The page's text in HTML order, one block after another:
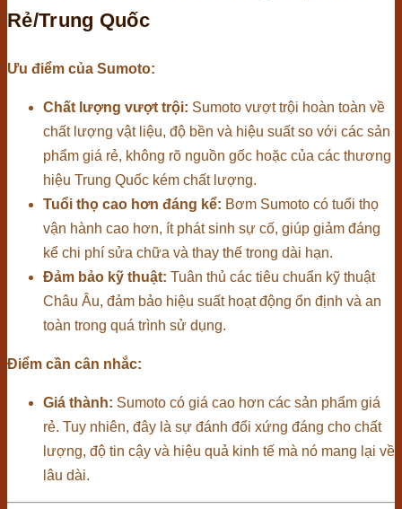
Rẻ/Trung Quốc
Ưu điểm của Sumoto:
Chất lượng vượt trội: Sumoto vượt trội hoàn toàn về
chất lượng vật liệu, độ bền và hiệu suất so với các sản
phẩm giá rẻ, không rõ nguồn gốc hoặc của các thương
hiệu Trung Quốc kém chất lượng.
Tuổi thọ cao hơn đáng kể: Bơm Sumoto có tuổi thọ
vận hành cao hơn, ít phát sinh sự cố, giúp giảm đáng
kể chi phí sửa chữa và thay thế trong dài hạn.
Đảm bảo kỹ thuật: Tuân thủ các tiêu chuẩn kỹ thuật
Châu Âu, đảm bảo hiệu suất hoạt động ổn định và an
toàn trong quá trình sử dụng.
Điểm cần cân nhắc:
Giá thành: Sumoto có giá cao hơn các sản phẩm giá
rẻ. Tuy nhiên, đây là sự đánh đổi xứng đáng cho chất
lượng, độ tin cậy và hiệu quả kinh tế mà nó mang lại về
lâu dài.